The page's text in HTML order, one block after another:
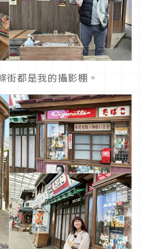
街都是我的攝影棚。